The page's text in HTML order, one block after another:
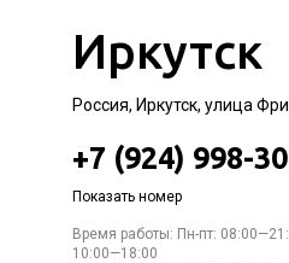
Иркутск
Россия, Иркутск, улица
+7 (924) 998-
Показать номер
Время работы: Пн-пт:
10:00—18:00